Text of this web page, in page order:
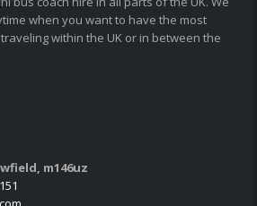
when you want to have the most
within the UK or in between the
m146uz